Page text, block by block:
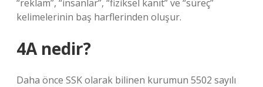
“reklam”, “insanlar”, “fiziksel kanıt” ve “süreç”
kelimelerinin baş harflerinden oluşur.
4A nedir?
Daha önce SSK olarak bilinen kurumun 5502 sayılı